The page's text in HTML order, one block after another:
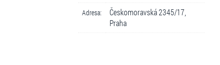
Adresa:
Českomoravská 2345/17,
Praha